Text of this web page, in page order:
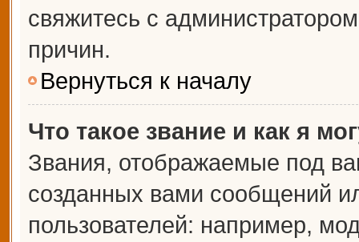
свяжитесь с
причин.
Вернуться к началу
Что такое звание и как я
Звания, отображаемые под
созданных вами сообщений
пользователей: например,